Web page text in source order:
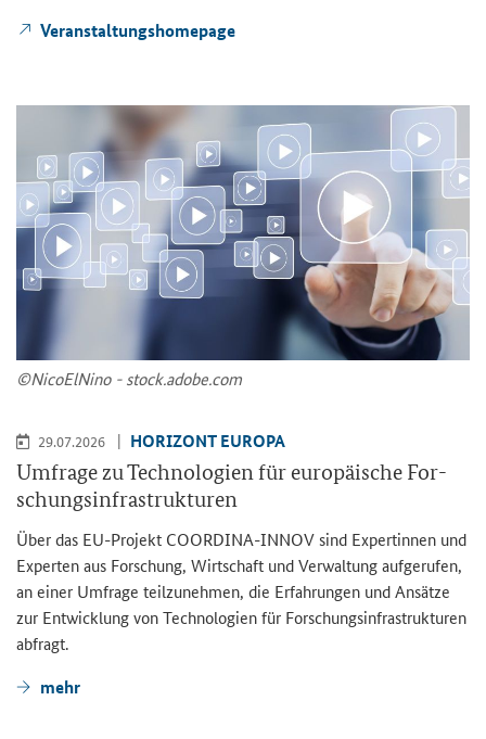
Ver­an­stal­tungs­home­page
©Ni­co­ElNi­no - stock.adobe.com
29.07.2026 HO­RI­ZONT EU­RO­PA
Um­fra­ge zu Tech­no­lo­gien für eu­ro­päi­sche For­
schungs­in­fra­struk­tu­ren
Über das EU-​Projekt COORDINA-​INNOV sind Ex­per­tin­nen und
Ex­per­ten aus For­schung, Wirt­schaft und Ver­wal­tung auf­ge­ru­fen,
an einer Um­fra­ge teil­zu­neh­men, die Er­fah­run­gen und An­sät­ze
zur Ent­wick­lung von Tech­no­lo­gien für For­schungs­in­fra­struk­tu­ren
ab­fragt.
mehr